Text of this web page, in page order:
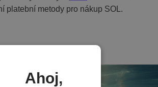
platební metody pro nákup SOL.
Ahoj,